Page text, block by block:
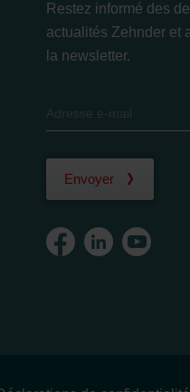
Restez informé des
actualités Zehnder et
la newsletter.
Envoyer